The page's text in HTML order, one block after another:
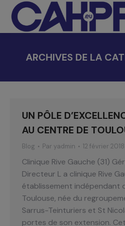
ARCHIVES DE LA
UN PÔLE
AU CENTRE DE
Blog Par yadmin 12 février 2018
Clinique Rive Gauche (31)
Directeur L a clinique Rive
établissement indépendant
Toulouse, née du
Sarrus-Teinturiers et St
portes de son extension.